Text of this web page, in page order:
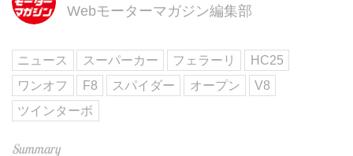
Webモーターマガジン編集部
ニュース スーパーカー フェラーリ
HC25
ワンオフ
F8 スパイダー オープン
V8
ツインターボ